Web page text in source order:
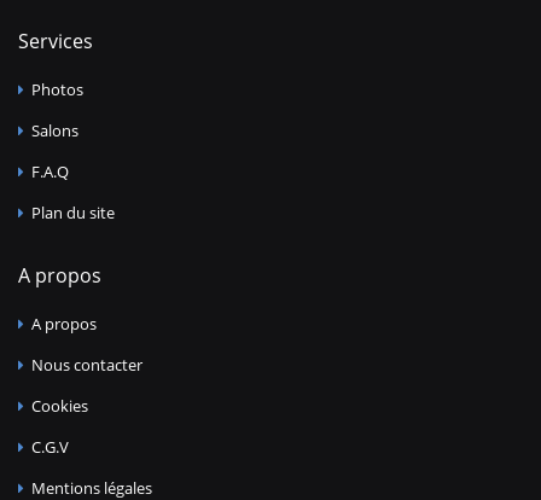
Services
Photos
Salons
F.A.Q
Plan du site
A propos
A propos
Nous contacter
Cookies
C.G.V
Mentions légales